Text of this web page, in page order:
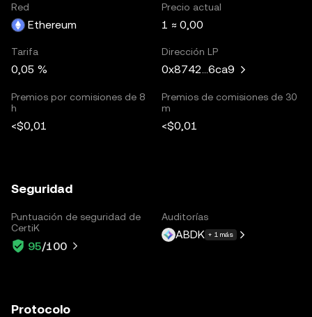
Red
Ethereum
Precio actual
1 ≈ 0,00
Tarifa
0,05 %
Dirección LP
0x8742...6ca9
Premios por comisiones de 8
h
<$0,01
Premios de comisiones de 30
m
<$0,01
Seguridad
Puntuación de seguridad de
CertiK
95/100
Auditorías
ABDK + 1 más
Protocolo